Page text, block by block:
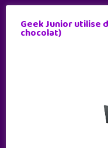
Geek Junior utilise
chocolat)